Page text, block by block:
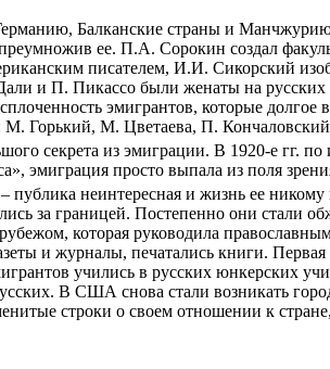
Балканские страны и Манчжурию.
ее. П.А. Сорокин создал
писателем, И.И. Сикорский
и П. Пикассо были женаты на русских
эмигрантов, которые
Горький, М. Цветаева, П.
секрета из эмиграции. В 1920-е
эмиграция просто выпала из поля
неинтересная и жизнь ее
за границей. Постепенно они стали
которая руководила
и журналы, печатались книги.
учились в русских юнкерских
В США снова стали возникать
строки о своем отношении к